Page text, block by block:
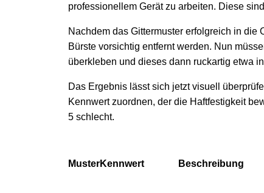
professionellem Gerät zu arbeiten. Diese
Nachdem das Gittermuster erfolgreich in
Bürste vorsichtig entfernt werden. Nun
überkleben und dieses dann ruckartig etwa
Das Ergebnis lässt sich jetzt visuell
Kennwert zuordnen, der die Haftfestigkeit
5 schlecht.
MusterKennwert Beschreibung